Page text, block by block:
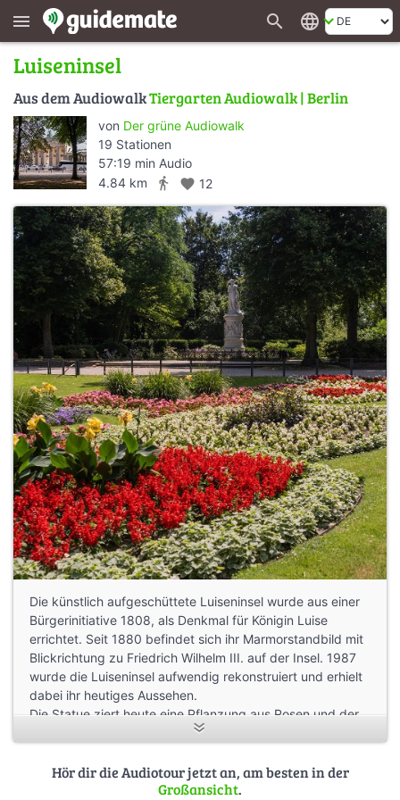
menu search language
Luiseninsel
Aus dem AudiowalkTiergarten Audiowalk | Berlin
von Der grüne Audiowalk
19 Stationen
57:19 min Audio
4.84 km
directions_walk favorite 12
Die künstlich aufgeschüttete Luiseninsel wurde aus einer
Bürgerinitiative 1808, als Denkmal für Königin Luise
errichtet. Seit 1880 befindet sich ihr Marmorstandbild mit
Blickrichtung zu Friedrich Wilhelm III. auf der Insel. 1987
wurde die Luiseninsel aufwendig rekonstruiert und erhielt
dabei ihr heutiges Aussehen.
Die Statue ziert heute eine Pflanzung aus Rosen und der
Schmalblatt Funkie, Hosta sieboldii.
der roten Geranie, Pelargonium zonale, umrandet. Gefüllt
wurde es mit der Immerblühenden Begonie, Begonia x
Hör dir die Audiotour jetzt an, am besten in der
Großansicht.